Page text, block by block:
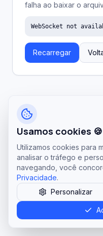
falha ao baixar o
WebSocket not
Recarregar
Usamos cookies 🍪
Utilizamos cookies para
analisar o tráfego e
navegando, você
Privacidade.
Personalizar